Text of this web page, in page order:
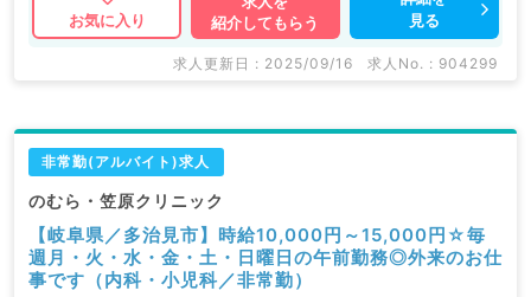
お気に入り
紹介してもらう
見る
求人更新日 : 2025/09/16 求人No. : 904299
非常勤(アルバイト)求人
のむら・笠原クリニック
【岐阜県／多治見市】時給10,000円～15,000円☆毎
週月・火・水・金・土・日曜日の午前勤務◎外来のお仕
事です（内科・小児科／非常勤）